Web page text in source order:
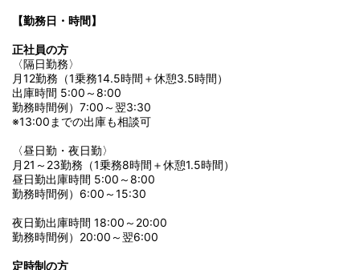
【勤務日・時間】
正社員の方
〈隔日勤務〉
月12勤務（1乗務14.5時間＋休憩3.5時間）
出庫時間 5:00～8:00
勤務時間例）7:00～翌3:30
※13:00までの出庫も相談可
〈昼日勤・夜日勤〉
月21～23勤務（1乗務8時間＋休憩1.5時間）
昼日勤出庫時間 5:00～8:00
勤務時間例）6:00～15:30
夜日勤出庫時間 18:00～20:00
勤務時間例）20:00～翌6:00
定時制の方